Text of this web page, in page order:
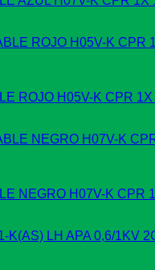
ROJO H05V-K CPR 1X
NEGRO H07V-K CPR